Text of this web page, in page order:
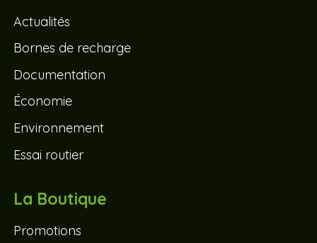
Actualités
Bornes de recharge
Documentation
Économie
Environnement
Essai routier
La Boutique
Promotions